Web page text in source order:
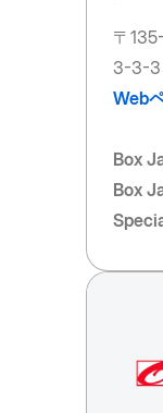
〒
3-3-3
Web
Box
Box